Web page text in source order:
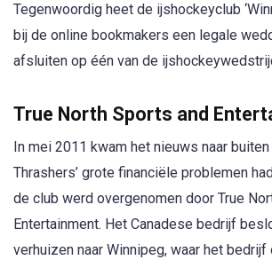
Tegenwoordig heet de ijshockeyclub
bij de online bookmakers een legale
afsluiten op één van de
True North Sports and
In mei 2011 kwam het nieuws naar buiten
Thrashers’ grote financiële problemen
de club werd overgenomen door True
Entertainment. Het Canadese bedrijf
verhuizen naar Winnipeg, waar het